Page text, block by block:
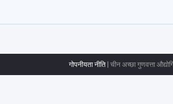
गोपनीयता नीति| चीन अच्छा गुणवत्ता